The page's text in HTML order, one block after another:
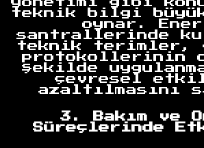
teknik bilgi
oynar.
santrallerinde
teknik terimler,
protokollerinin
şekilde
çevresel
azaltılmasını
3. Bakım ve
Süreçlerinde